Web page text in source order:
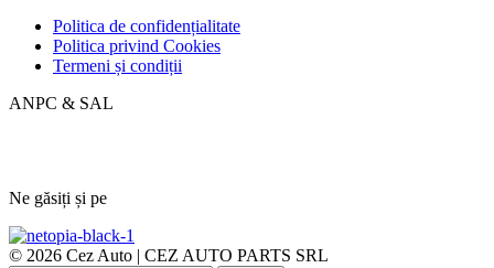
Politica de confidențialitate
Politica privind Cookies
Termeni și condiții
ANPC & SAL
Ne găsiți și pe
© 2026 Cez Auto | CEZ AUTO PARTS SRL